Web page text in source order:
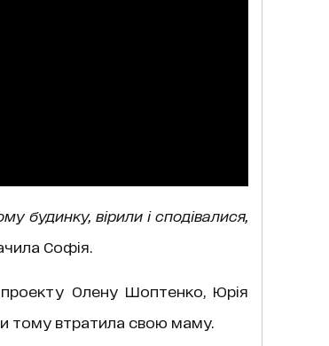
будинку, вірили і сподівалися,
Софія.
Олену Шоптенко, Юрія
тому втратила свою маму.